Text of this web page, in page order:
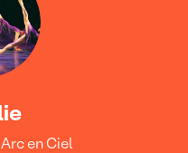
en Ciel